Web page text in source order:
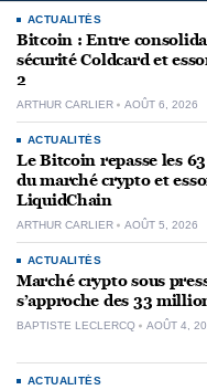
ACTUALITÉS
Bitcoin : Entre
sécurité Coldcard et
2
ARTHUR CARLIER AOÛT 6, 2026
ACTUALITÉS
Le Bitcoin repasse les
du marché crypto et
LiquidChain
ARTHUR CARLIER AOÛT 5, 2026
ACTUALITÉS
Marché crypto sous
s’approche des 33
BAPTISTE LECLERCQ AOÛT 4,
ACTUALITÉS